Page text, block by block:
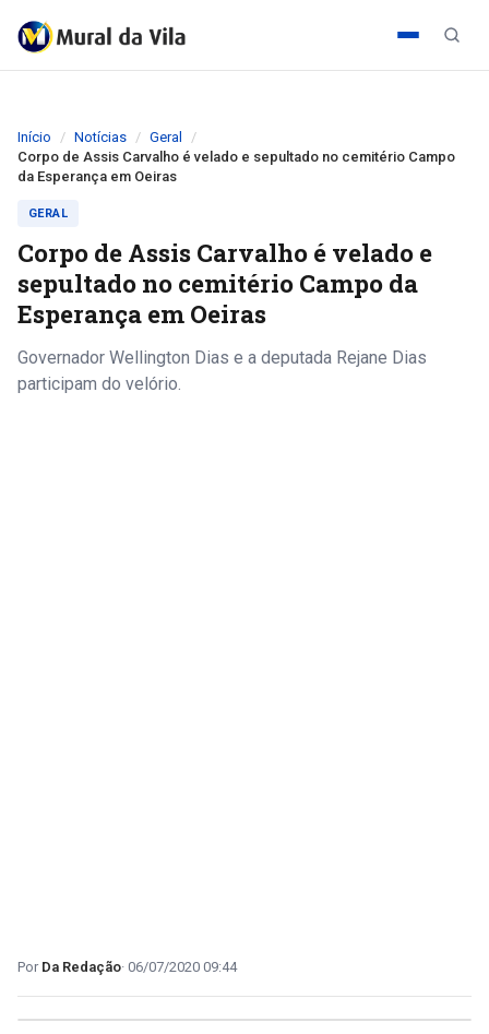
Início Notícias
Geral
Corpo de Assis Carvalho é velado e sepultado no cemitério Campo
da Esperança em Oeiras
GERAL
Corpo de Assis Carvalho é velado e
sepultado no cemitério Campo da
Esperança em Oeiras
Governador Wellington Dias e a deputada Rejane Dias
participam do velório.
Da Redação 06/07/2020 09:44